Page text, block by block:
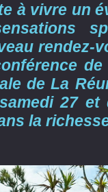
à vivre un
rendez-
de La
27 et
la